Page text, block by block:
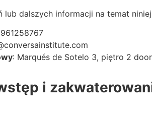
lub dalszych informacji na temat
: Marqués de Sotelo 3, piętro 2
i